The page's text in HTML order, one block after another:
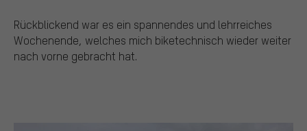
Rückblickend war es ein spannendes und lehrreiches
Wochenende, welches mich biketechnisch wieder weiter
nach vorne gebracht hat.